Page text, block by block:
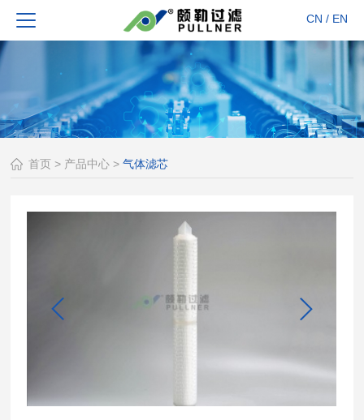
CN / EN
首页 > 产品中心 >气体滤芯